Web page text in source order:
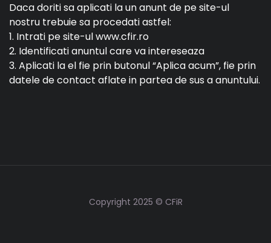
Daca doriti sa aplicati la un anunt de pe site-ul
nostru trebuie sa procedati astfel:
1. Intrati pe site-ul www.cfir.ro
2. Identificati anuntul care va intereseaza
3. Aplicati la el fie prin butonul “Aplica acum”, fie prin
datele de contact aflate in partea de sus a anuntului.
Copyright 2025 © CFiR